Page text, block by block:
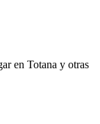
en Totana y otras